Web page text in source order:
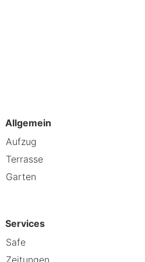
denn im Turmmuseum Ötz
Allgemein
Aufzug
Terrasse
Garten
Services
Safe